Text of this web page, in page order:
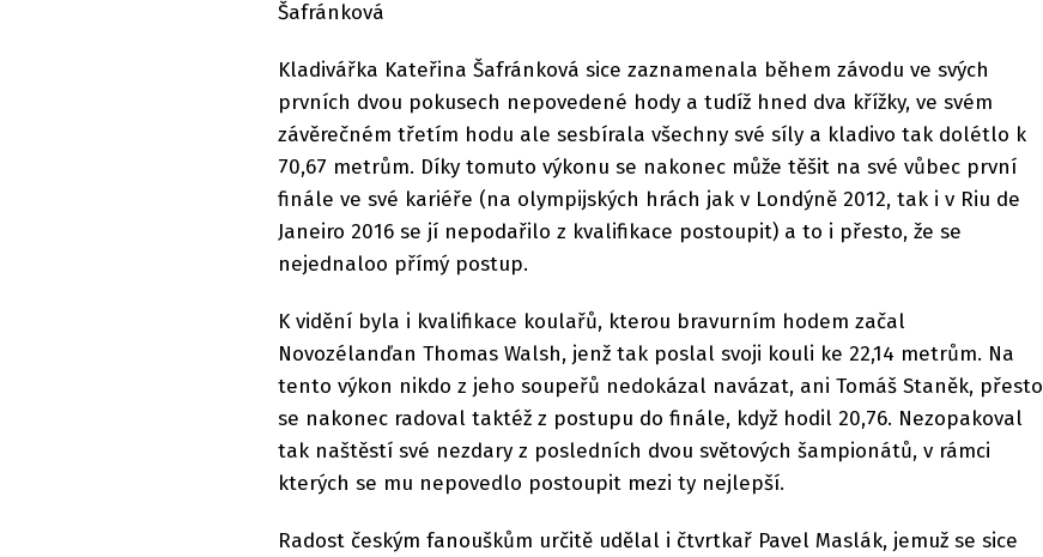
Šafránková
Kladivářka Kateřina Šafránková sice zaznamenala během závodu ve svých
prvních dvou pokusech nepovedené hody a tudíž hned dva křížky, ve svém
závěrečném třetím hodu ale sesbírala všechny své síly a kladivo tak dolétlo k
70,67 metrům. Díky tomuto výkonu se nakonec může těšit na své vůbec první
finále ve své kariéře (na olympijských hrách jak v Londýně 2012, tak i v Riu de
Janeiro 2016 se jí nepodařilo z kvalifikace postoupit) a to i přesto, že se
nejednaloo přímý postup.
K vidění byla i kvalifikace koulařů, kterou bravurním hodem začal
Novozélanďan Thomas Walsh, jenž tak poslal svoji kouli ke 22,14 metrům. Na
tento výkon nikdo z jeho soupeřů nedokázal navázat, ani Tomáš Staněk, přesto
se nakonec radoval taktéž z postupu do finále, když hodil 20,76. Nezopakoval
tak naštěstí své nezdary z posledních dvou světových šampionátů, v rámci
kterých se mu nepovedlo postoupit mezi ty nejlepší.
Radost českým fanouškům určitě udělal i čtvrtkař Pavel Maslák, jemuž se sice